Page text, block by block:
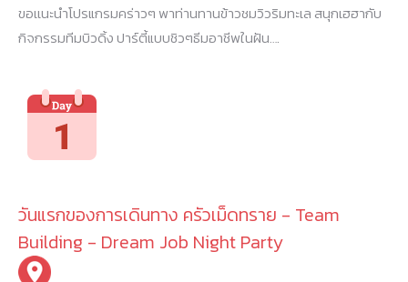
ขอเเนะนำโปรแกรมคร่าวๆ พาท่านทานข้าวชมวิวริมทะเล สนุกเฮฮากับ
กิจกรรมทีมบิวดิ้ง ปาร์ตี้แบบชิวๆธีมอาชีพในฝัน….
วันแรกของการเดินทาง ครัวเม็ดทราย - Team
Building - Dream Job Night Party